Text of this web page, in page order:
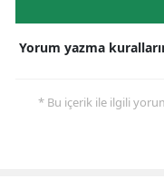
Yorum yazma
* Bu içerik ile ilgili